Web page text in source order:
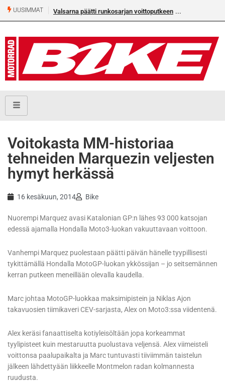
UUSIMMAT Valsarna päätti runkosarjan voittoputkeen
Voitokasta MM-historiaa
tehneiden Marquezin veljesten
hymyt herkässä
16 kesäkuun, 2014 Bike
Nuorempi Marquez avasi Katalonian GP:n lähes 93 000 katsojan
edessä ajamalla Hondalla Moto3-luokan vakuuttavaan voittoon.
Vanhempi Marquez puolestaan päätti päivän hänelle tyypillisesti
tykittämällä Hondalla MotoGP-luokan ykkössijan – jo seitsemännen
kerran putkeen meneillään olevalla kaudella.
Marc johtaa MotoGP-luokkaa maksimipistein ja Niklas Ajon
takavuosien tiimikaveri CEV-sarjasta, Alex on Moto3:ssa viidentenä.
Alex keräsi fanaattiselta kotiyleisöltään jopa korkeammat
tyylipisteet kuin mestaruutta puolustava veljensä. Alex viimeisteli
voittonsa paalupaikalta ja Marc tuntuvasti tiiviimmän taistelun
jälkeen lähdettyään liikkeelle Montmelon radan kolmannesta
ruudusta.